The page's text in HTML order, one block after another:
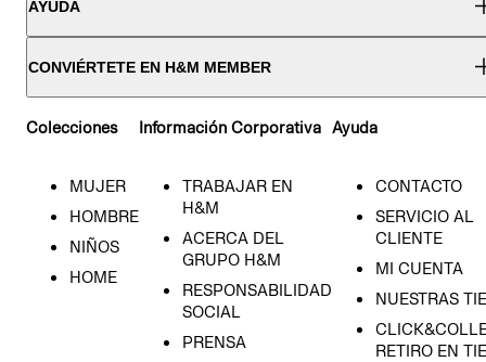
AYUDA
CONVIÉRTETE EN H&M MEMBER
Colecciones
MUJER
HOMBRE
NIÑOS
HOME
Información Corporativa
TRABAJAR EN
H&M
ACERCA DEL
GRUPO H&M
RESPONSABILIDAD
SOCIAL
PRENSA
Ayuda
CONTACTO
SERVICIO AL
CLIENTE
MI CUENTA
NUESTRAS
RETIRO EN